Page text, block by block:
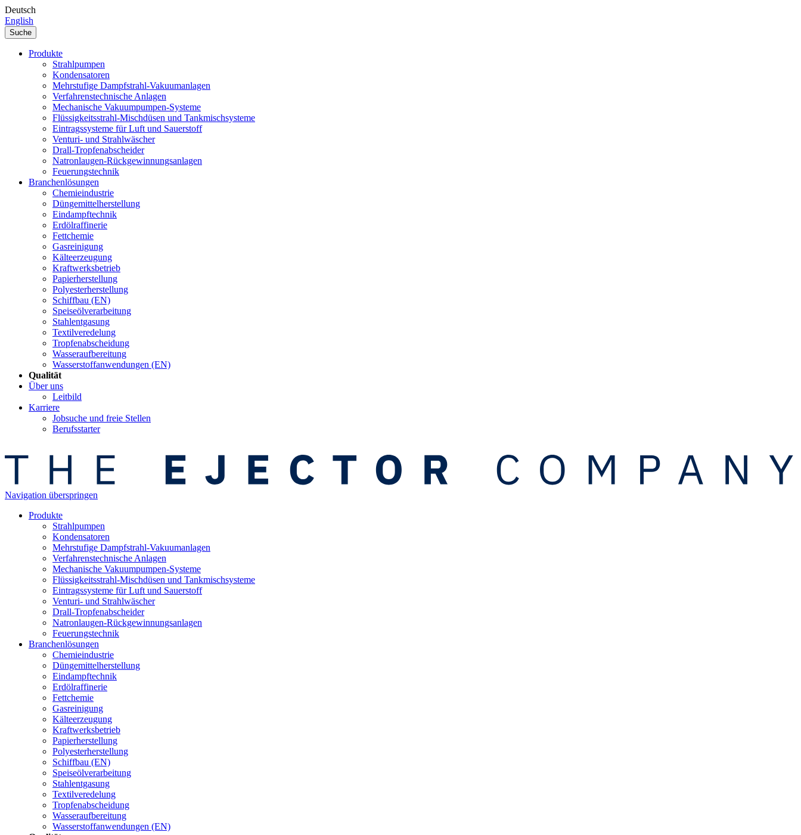
Deutsch
English
Suche
Produkte
Strahlpumpen
Kondensatoren
Mehrstufige Dampfstrahl-Vakuumanlagen
Verfahrenstechnische Anlagen
Mechanische Vakuumpumpen-Systeme
Flüssigkeitsstrahl-Mischdüsen und Tankmischsysteme
Eintragssysteme für Luft und Sauerstoff
Venturi- und Strahlwäscher
Drall-Tropfenabscheider
Natronlaugen-Rückgewinnungsanlagen
Feuerungstechnik
Branchenlösungen
Chemieindustrie
Düngemittelherstellung
Eindampftechnik
Erdölraffinerie
Fettchemie
Gasreinigung
Kälteerzeugung
Kraftwerksbetrieb
Papierherstellung
Polyesterherstellung
Schiffbau (EN)
Speiseölverarbeitung
Stahlentgasung
Textilveredelung
Tropfenabscheidung
Wasseraufbereitung
Wasserstoffanwendungen (EN)
Qualität
Über uns
Leitbild
Karriere
Jobsuche und freie Stellen
Berufsstarter
Navigation überspringen
Produkte
Strahlpumpen
Kondensatoren
Mehrstufige Dampfstrahl-Vakuumanlagen
Verfahrenstechnische Anlagen
Mechanische Vakuumpumpen-Systeme
Flüssigkeitsstrahl-Mischdüsen und Tankmischsysteme
Eintragssysteme für Luft und Sauerstoff
Venturi- und Strahlwäscher
Drall-Tropfenabscheider
Natronlaugen-Rückgewinnungsanlagen
Feuerungstechnik
Branchenlösungen
Chemieindustrie
Düngemittelherstellung
Eindampftechnik
Erdölraffinerie
Fettchemie
Gasreinigung
Kälteerzeugung
Kraftwerksbetrieb
Papierherstellung
Polyesterherstellung
Schiffbau (EN)
Speiseölverarbeitung
Stahlentgasung
Textilveredelung
Tropfenabscheidung
Wasseraufbereitung
Wasserstoffanwendungen (EN)